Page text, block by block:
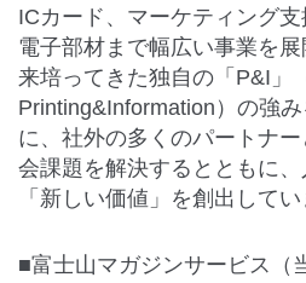
ICカード、マーケティング支
電子部材まで幅広い事業を
来培ってきた独自の「P&I」
Printing&Information）の強
に、社外の多くのパートナ
会課題を解決するとともに
「新しい価値」を創出してい
■富士山マガジンサービス（